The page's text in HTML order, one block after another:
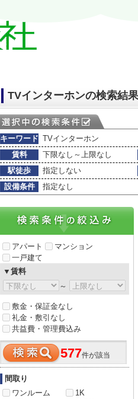
TVインターホンの検索結
キーワード TVインターホン
賃料
下限なし～上限なし
駅徒歩
指定しない
設備条件
指定なし
アパート
マンション
一戸建て
▼賃料
～
敷金・保証金なし
礼金・敷引なし
共益費・管理費込み
577件が該当
間取り
ワンルーム
1K